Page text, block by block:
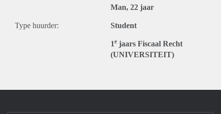
Man, 22 jaar
Type huurder: Student
1e jaars Fiscaal Recht
(UNIVERSITEIT)